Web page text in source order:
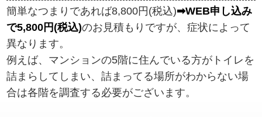
簡単なつまりであれば8,800円(税込)➡WEB申し込み
で5,800円(税込)のお見積もりですが、症状によって
異なります。
例えば、マンションの5階に住んでいる方がトイレを
詰まらしてしまい、詰まってる場所がわからない場
合は各階を調査する必要がございます。